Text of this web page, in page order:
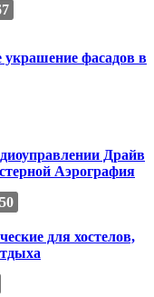
украшение фасадов в
Драйв
Аэрография
для хостелов,